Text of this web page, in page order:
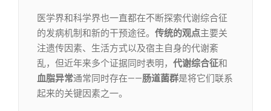
医学界和科学界也一直都在不断探索代谢综合征
的发病机制和新的干预途径。 传统的观点主要关
注遗传因素、生活方式以及宿主自身的代谢紊
乱，但近年来多个证据同时表明， 代谢综合征和
血脂异常通常同时存在——肠道菌群是将它们联系
起来的关键因素之一。